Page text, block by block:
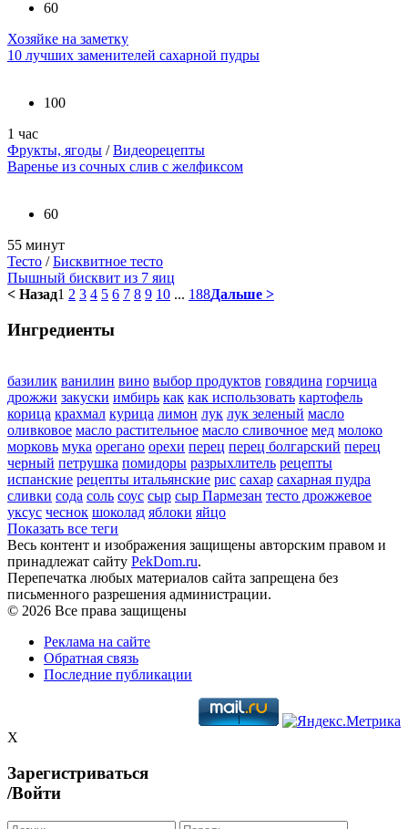
60
Хозяйке на заметку
10 лучших заменителей сахарной пудры
100
1 час
Фрукты, ягоды /Видеорецепты
Варенье из сочных слив с желфиксом
60
55 минут
Тесто /Бисквитное тесто
Пышный бисквит из 7 яиц
< Назад1 2 3 4 5 6 7 8 9 10 ... 188Дальше >
Ингредиенты
базилик ванилин вино выбор продуктов говядина горчица
дрожжи закуски имбирь как как использовать картофель
корица крахмал курица лимон лук лук зеленый масло
оливковое масло растительное масло сливочное мед молоко
морковь мука орегано орехи перец перец болгарский перец
черный петрушка помидоры разрыхлитель рецепты
испанские рецепты итальянские рис сахар сахарная пудра
сливки сода соль соус сыр сыр Пармезан тесто дрожжевое
уксус чеснок шоколад яблоки яйцо
Показать все теги
Весь контент и изображения защищены авторским правом и
принадлежат сайту PekDom.ru.
Перепечатка любых материалов сайта запрещена без
письменного разрешения администрации.
© 2026 Все права защищены
Реклама на сайте
Обратная связь
Последние публикации
X
Зарегистриваться
/Войти